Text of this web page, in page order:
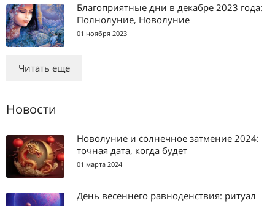
Благоприятные дни в декабре 2023 года:
Полнолуние, Новолуние
01 ноября 2023
Читать еще
Новости
Новолуние и солнечное затмение 2024:
точная дата, когда будет
01 марта 2024
День весеннего равноденствия: ритуал